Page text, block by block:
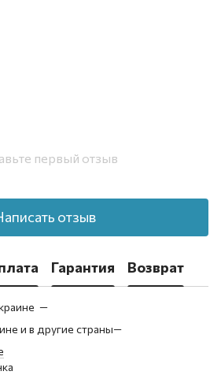
первый отзыв
отзыв
Гарантия Возврат
—
и в другие страны—